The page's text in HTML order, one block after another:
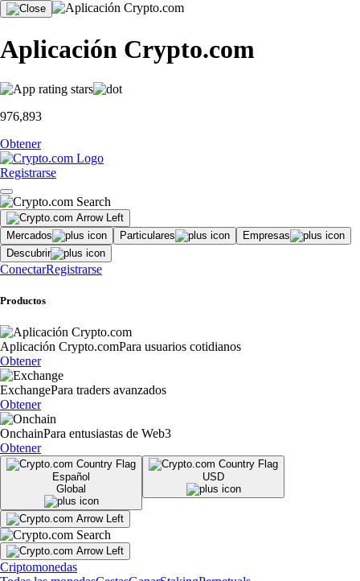
Aplicación Crypto.com
976,893
Obtener
Registrarse
Mercados Particulares
Empresas
Descubrir
ConectarRegistrarse
Productos
Aplicación Crypto.comPara usuarios cotidianos
Obtener
ExchangePara traders avanzados
Obtener
OnchainPara entusiastas de Web3
Obtener
Español
Global
USD
Criptomonedas